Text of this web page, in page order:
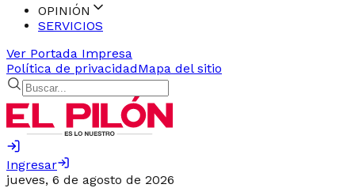
OPINIÓN
SERVICIOS
Ver Portada Impresa
Política de privacidadMapa del sitio
Ingresar
jueves, 6 de agosto de 2026